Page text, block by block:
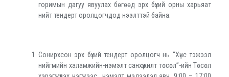
горимын дагуу явуулах бөгөөд эрх бүхий орны харьяат
нийт тендерт оролцогчдод нээлттэй байна.
Сонирхсон эрх бүхий тендерт оролцогч нь “Хүнс тэжээл
нийгмийн халамжийн-нэмэлт санхүүжилт төсөл”-ийн Төсөл